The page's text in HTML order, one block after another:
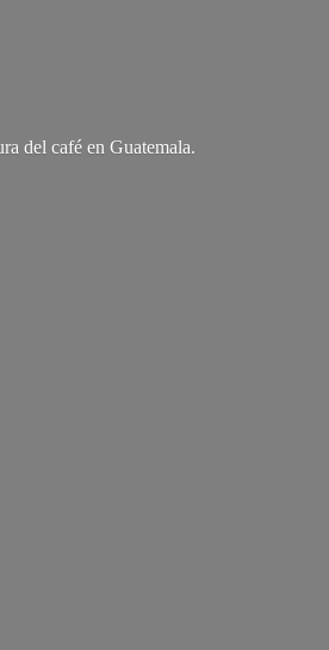
del café en Guatemala.